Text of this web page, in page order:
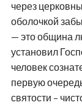
через
оболочкой
— это община
установил
человек
первую
святости –